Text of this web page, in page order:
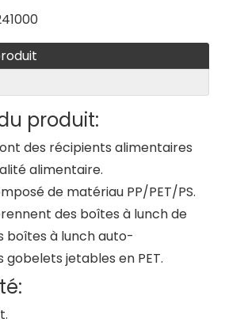
produit:
des récipients alimentaires
alimentaire.
de matériau PP/PET/PS.
des boîtes à lunch de
boîtes à lunch auto-
jetables en PET.